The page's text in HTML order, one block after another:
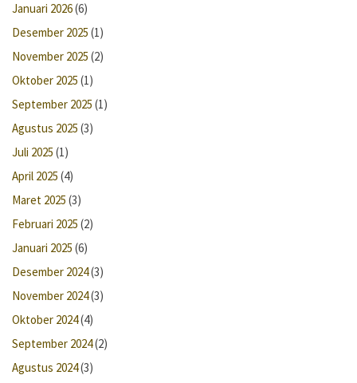
Januari 2026(6)
Desember 2025 (1)
November 2025 (2)
Oktober 2025 (1)
September 2025 (1)
Agustus 2025 (3)
Juli 2025 (1)
April 2025 (4)
Maret 2025 (3)
Februari 2025 (2)
Januari 2025 (6)
Desember 2024(3)
November 2024(3)
Oktober 2024(4)
September 2024(2)
Agustus 2024(3)